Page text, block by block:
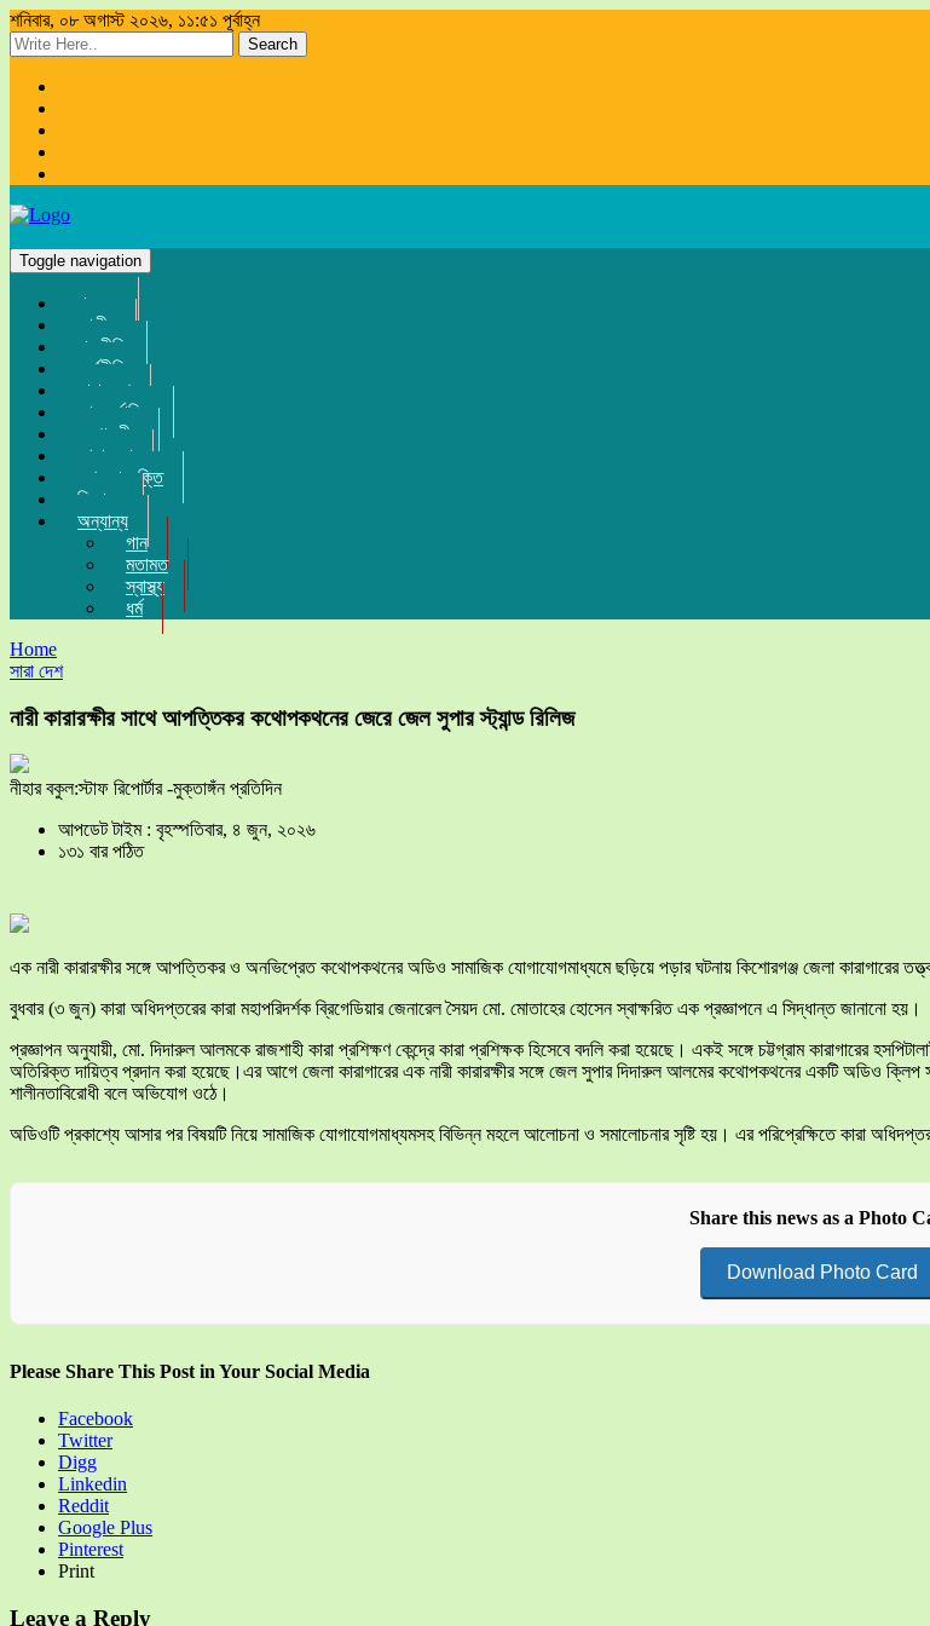
শনিবার, ০৮ অগাস্ট ২০২৬, ১১:৫১ পূর্বাহ্ন
Search
Toggle navigation
প্রচ্ছদ
জাতীয়
রাজনীতি
অর্থনীতি
সারা দেশ
আন্তর্জাতিক
সম্পাদকীয়
খেলা-ধুলা
তথ্য-প্রযুক্তি
বিনোদন
অন্যান্য
গান
মতামত
স্বাস্থ্য
ধর্ম
Home
সারা দেশ
নারী কারারক্ষীর সাথে আপত্তিকর কথোপকথনের জেরে জেল সুপার স্ট্যান্ড রিলিজ
নীহার বকুল:স্টাফ রিপোর্টার -মুক্তাঙ্গঁন প্রতিদিন
আপডেট টাইম : বৃহস্পতিবার, ৪ জুন, ২০২৬
১৩১ বার পঠিত
এক নারী কারারক্ষীর সঙ্গে আপত্তিকর ও অনভিপ্রেত কথোপকথনের অডিও সামাজিক যোগাযোগমাধ্যমে ছড়িয়ে পড়ার ঘটনায় কিশোরগঞ্জ জেলা কারাগারের
বুধবার (৩ জুন) কারা অধিদপ্তরের কারা মহাপরিদর্শক ব্রিগেডিয়ার জেনারেল সৈয়দ মো. মোতাহের হোসেন স্বাক্ষরিত এক প্রজ্ঞাপনে এ সিদ্ধান্ত জানানো হয়।
প্রজ্ঞাপন অনুযায়ী, মো. দিদারুল আলমকে রাজশাহী কারা প্রশিক্ষণ কেন্দ্রে কারা প্রশিক্ষক হিসেবে বদলি করা হয়েছে। একই সঙ্গে চট্টগ্রাম কারাগারের
অতিরিক্ত দায়িত্ব প্রদান করা হয়েছে।এর আগে জেলা কারাগারের এক নারী কারারক্ষীর সঙ্গে জেল সুপার দিদারুল আলমের কথোপকথনের একটি অডিও
শালীনতাবিরোধী বলে অভিযোগ ওঠে।
অডিওটি প্রকাশ্যে আসার পর বিষয়টি নিয়ে সামাজিক যোগাযোগমাধ্যমসহ বিভিন্ন মহলে আলোচনা ও সমালোচনার সৃষ্টি হয়। এর পরিপ্রেক্ষিতে কারা
Share this news as a Photo
Download Photo Card
Please Share This Post in Your Social Media
Facebook
Twitter
Digg
Linkedin
Reddit
Google Plus
Pinterest
Print
Leave a Reply